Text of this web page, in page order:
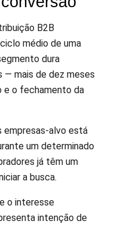
B2B
médio de uma
dura
— mais de dez meses
o fechamento da
empresas-alvo está
um determinado
já têm um
a busca.
o interesse
intenção de